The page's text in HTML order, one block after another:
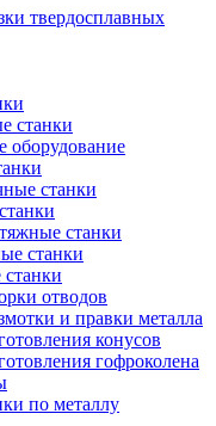
твердосплавных
станки
оборудование
станки
станки
станки
отводов
и правки металла
конусов
гофроколена
по металлу